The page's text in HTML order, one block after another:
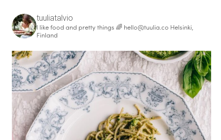
tuuliatalvio
I like food and pretty things 🌈 hello@tuulia.co Helsinki,
Finland